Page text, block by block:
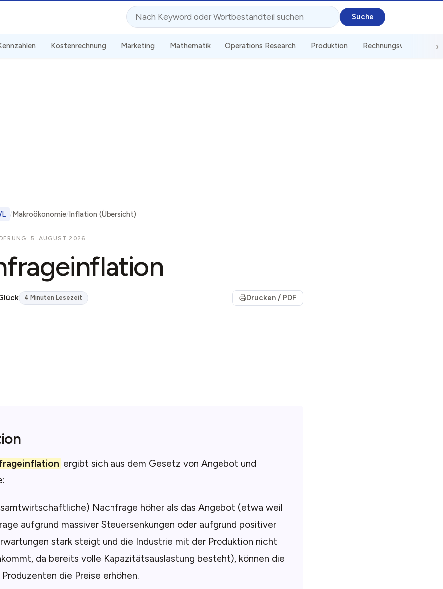
Suche
Kostenrechnung Marketing Mathematik Operations Research Produktion Rechnungswesen
Makroökonomie Inflation (Übersicht)
5. AUGUST 2026
4 Minuten Lesezeit Drucken / PDF
ergibt sich aus dem Gesetz von Angebot und
Nachfrage höher als das Angebot (etwa weil
aufgrund massiver Steuersenkungen oder aufgrund positiver
stark steigt und die Industrie mit der Produktion nicht
da bereits volle Kapazitätsauslastung besteht), können die
die Preise erhöhen.